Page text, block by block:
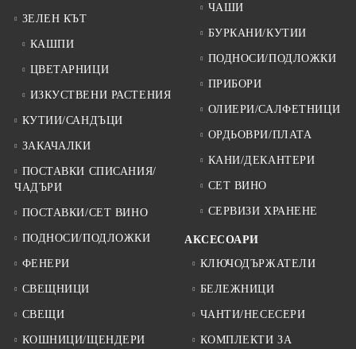
ЗЕЛЕН КЪТ
КАШПИ
ЦВЕТАРНИЦИ
ИЗКУСТВЕНИ РАСТЕНИЯ
КУТИИ/САНДЪЦИ
ЗАКАЧАЛКИ
ПОСТАВКИ СПИСАНИЯ/
ЧАДЪРИ
ПОСТАВКИ/СЕТ ВИНО
ПОДНОСИ/ПОДЛОЖКИ
ФЕНЕРИ
СВЕЩНИЦИ
СВЕЩИ
КОШНИЦИ/ЩЕНДЕРИ
ЧАШИ
БУРКАНИ/КУТИИ
ПОДНОСИ/ПОДЛОЖКИ
ПРИБОРИ
ОЛИЕРИ/САЛФЕТНИЦИ
ОРДЬОВРИ/ПЛАТА
КАНИ/ДЕКАНТЕРИ
СЕТ ВИНО
СЕРВИЗИ ХРАНЕНЕ
АКСЕСОАРИ
КЛЮЧОДЪРЖАТЕЛИ
БЕЛЕЖНИЦИ
ЧАНТИ/НЕСЕСЕРИ
КОМПЛЕКТИ ЗА